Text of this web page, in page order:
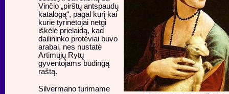
Vinčio „pirštų antspaudų
katalogą“, pagal kurį kai
kurie tyrinėtojai netgi
iškėlė prielaidą, kad
dailininko protėviai buvo
arabai, nes nustatė
Artimųjų Rytų
gyventojams būdingą
raštą.
Silvermano turimame